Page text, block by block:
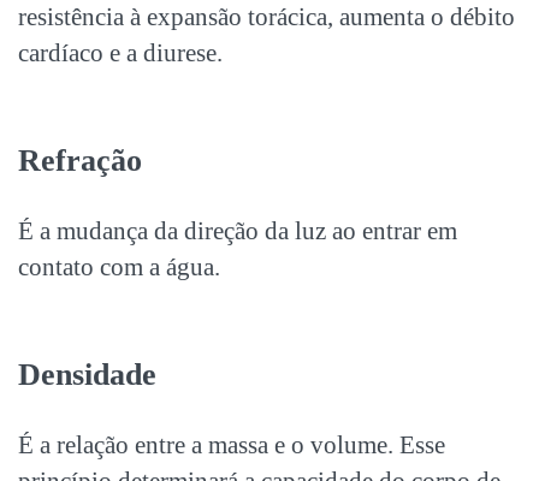
resistência à expansão torácica, aumenta o débito
cardíaco e a diurese.
Refração
É a mudança da direção da luz ao entrar em
contato com a água.
Densidade
É a relação entre a massa e o volume. Esse